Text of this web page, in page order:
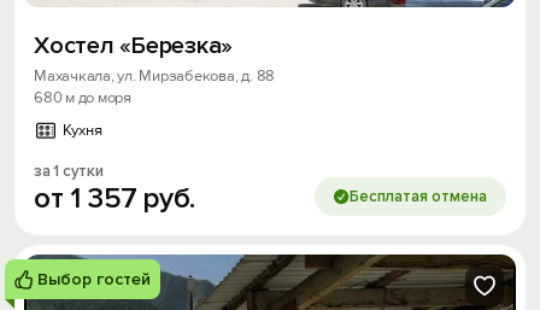
Хостел «Березка»
Махачкала, ул. Мирзабекова, д. 88
680 м до моря
Кухня
за 1 сутки
от 1 357 руб. Бесплатая отмена
Выбор гостей